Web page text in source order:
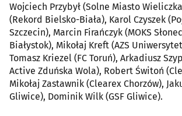
Wojciech Przybył (Solne Miasto
(Rekord Bielsko-Biała), Karol Czyszek
Szczecin), Marcin Firańczyk (MOKS
Białystok), Mikołaj Kreft (AZS
Tomasz Kriezel (FC Toruń), Arkadiusz
Active Zduńska Wola), Robert Świtoń
Mikołaj Zastawnik (Clearex Chorzów),
Gliwice), Dominik Wilk (GSF Gliwice).